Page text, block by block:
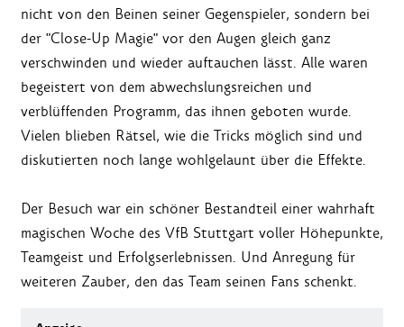
nicht von den Beinen seiner Gegenspieler, sondern bei
der "Close-Up Magie" vor den Augen gleich ganz
verschwinden und wieder auftauchen lässt. Alle waren
begeistert von dem abwechslungsreichen und
verblüffenden Programm, das ihnen geboten wurde.
Vielen blieben Rätsel, wie die Tricks möglich sind und
diskutierten noch lange wohlgelaunt über die Effekte.
Der Besuch war ein schöner Bestandteil einer wahrhaft
magischen Woche des VfB Stuttgart voller Höhepunkte,
Teamgeist und Erfolgserlebnissen. Und Anregung für
weiteren Zauber, den das Team seinen Fans schenkt.